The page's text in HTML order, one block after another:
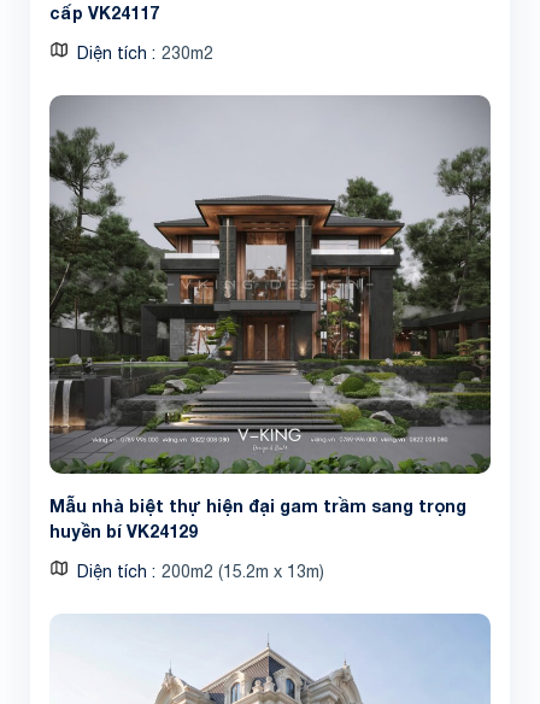
cấp VK24117
Diện tích 230m2
Mẫu nhà biệt thự hiện đại gam trầm sang trọng
huyền bí VK24129
Diện tích 200m2 (15.2m x 13m)